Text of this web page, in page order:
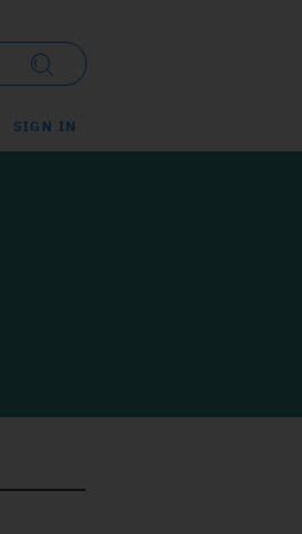
SIGN IN